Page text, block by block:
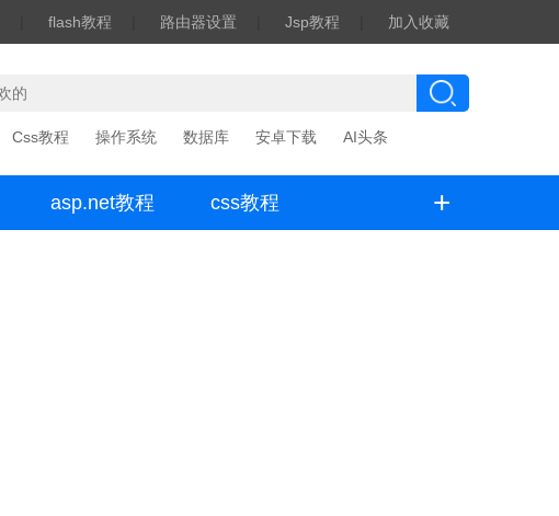
flash教程 路由器设置 Jsp教程 加入收藏
Css教程 操作系统 数据库 安卓下载 AI头条
asp.net教程 css教程 +